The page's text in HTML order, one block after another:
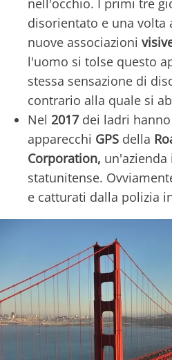
nell'occhio. I primi tre
disorientato e una volta
nuove associazioni
l'uomo si tolse questo
stessa sensazione di
contrario alla quale si
Nel 2017dei ladri
apparecchi GPS della
Corporation,
statunitense.
e catturati dalla polizia